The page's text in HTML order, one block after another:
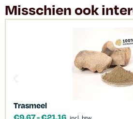
Misschien ook
Trasmeel
€9.67-€21.16